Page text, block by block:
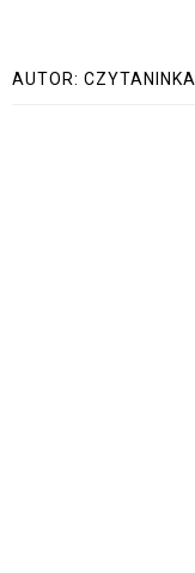
AUTOR: CZYTANINKA